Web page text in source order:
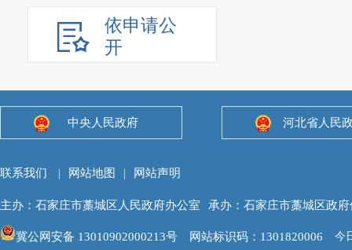
依申请公
开
中央人民政府 河北省人民